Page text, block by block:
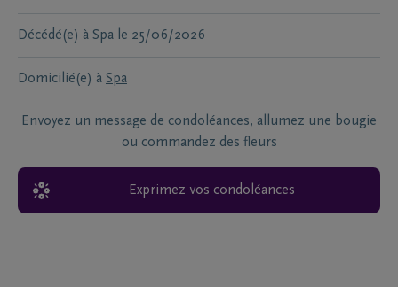
Décédé(e) à Spa le 25/06/2026
Domicilié(e) à Spa
Envoyez un message de condoléances, allumez une bougie
ou commandez des fleurs
Exprimez vos condoléances